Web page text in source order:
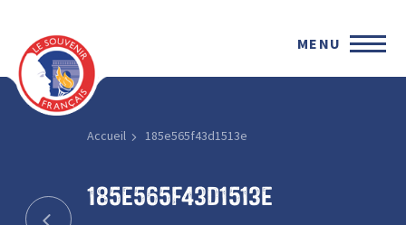
MENU
Accueil 185e565f43d1513e
185e565f43d1513e